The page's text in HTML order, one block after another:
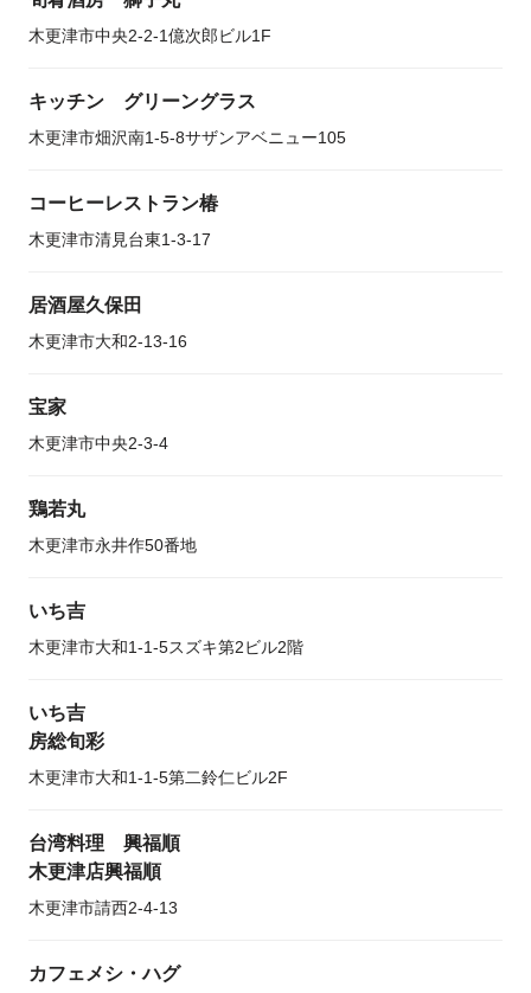
木更津市中央2-2-1億次郎ビル1F
キッチン グリーングラス
木更津市畑沢南1-5-8サザンアベニュー105
コーヒーレストラン椿
木更津市清見台東1-3-17
居酒屋久保田
木更津市大和2-13-16
宝家
木更津市中央2-3-4
鶏若丸
木更津市永井作50番地
いち吉
木更津市大和1-1-5スズキ第2ビル2階
いち吉
房総旬彩
木更津市大和1-1-5第二鈴仁ビル2F
台湾料理 興福順
木更津店興福順
木更津市請西2-4-13
カフェメシ・ハグ